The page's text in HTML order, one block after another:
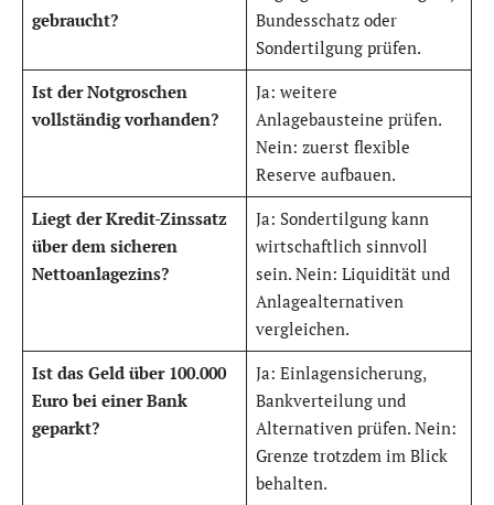
gebraucht?
Bundesschatz oder
Sondertilgung prüfen.
Ist der Notgroschen
vollständig vorhanden?
Ja: weitere
Anlagebausteine prüfen.
Nein: zuerst flexible
Reserve aufbauen.
Liegt der Kredit-Zinssatz
über dem sicheren
Nettoanlagezins?
Ja: Sondertilgung kann
wirtschaftlich sinnvoll
sein. Nein: Liquidität und
Anlagealternativen
vergleichen.
Ist das Geld über 100.000
Euro bei einer Bank
geparkt?
Ja: Einlagensicherung,
Bankverteilung und
Alternativen prüfen. Nein:
Grenze trotzdem im Blick
behalten.